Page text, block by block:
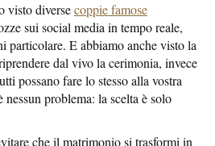
visto diversecoppie famose
sui social media in tempo reale,
particolare. E abbiamo anche visto la
dal vivo la cerimonia, invece
possano fare lo stesso alla vostra
problema: la scelta è solo
che il matrimonio si trasformi in